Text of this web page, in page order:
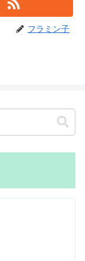
フラミン子